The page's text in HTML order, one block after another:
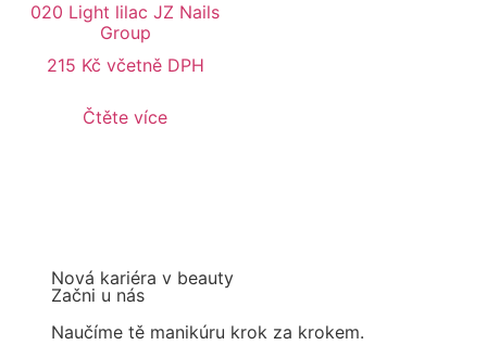
020 Light lilac JZ Nails
Group
215 Kč včetně DPH
Čtěte více
Nová kariéra v beauty
Začni u nás
Naučíme tě manikúru krok za krokem.